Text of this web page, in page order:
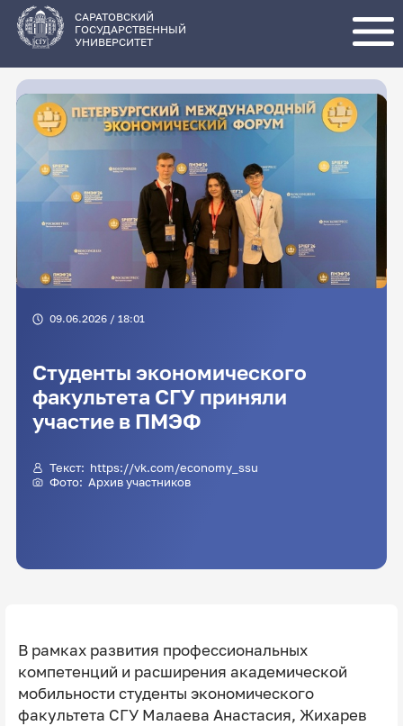
основному
содержанию
САРАТОВСКИЙ
ГОСУДАРСТВЕННЫЙ
УНИВЕРСИТЕТ
09.06.2026 / 18:01
Студенты экономического
факультета СГУ приняли
участие в ПМЭФ
Текст: https://vk.com/economy_ssu
Фото: Архив участников
В рамках развития профессиональных
компетенций и расширения академической
мобильности студенты экономического
факультета СГУ Малаева Анастасия, Жихарев